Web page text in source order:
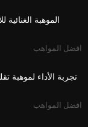
الموهبة
افضل المواهب
تجربة الأداء لموهبة
افضل المواهب